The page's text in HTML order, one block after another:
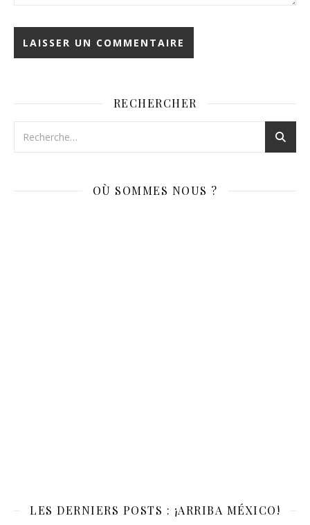
RECHERCHER
OÙ SOMMES NOUS ?
LES DERNIERS POSTS : ¡ARRIBA MÉXICO!